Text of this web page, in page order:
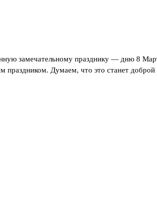
замечательному празднику — дню 8
праздником. Думаем, что это станет доброй